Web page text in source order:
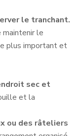
le tranchant.
le
plus important et
sec et
et la
ou des râteliers